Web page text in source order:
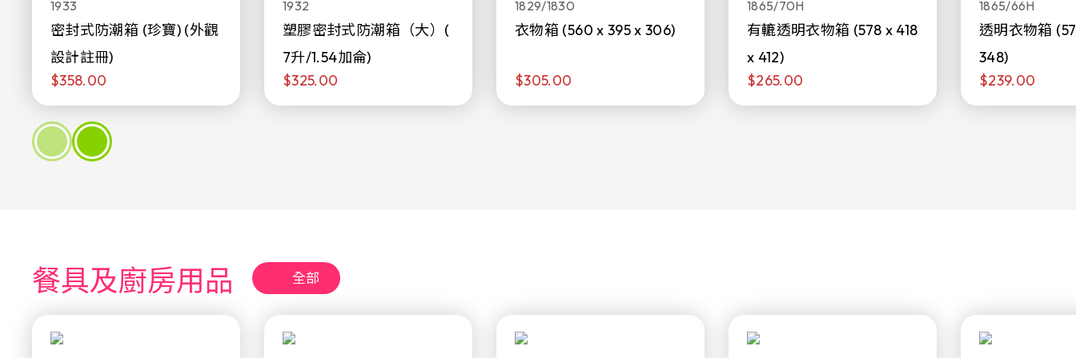
1933
密封式防潮箱 (珍寶) (外觀
設計註冊)
$358.00
1932
塑膠密封式防潮箱（大）(
7升/1.54加侖)
$325.00
1829/1830
衣物箱 (560 x 395 x 306)
$305.00
1865/70H
有轆透明衣物箱 (578 x 418
x 412)
$265.00
1865/66H
透明衣物箱
348)
$239.00
餐具及廚房用品 全部